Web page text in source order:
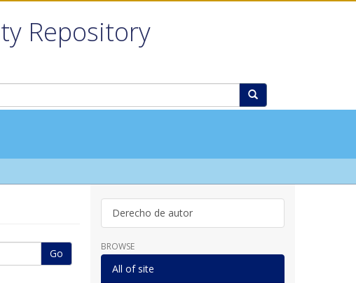
Repository
Go
Derecho de autor
BROWSE
All of site